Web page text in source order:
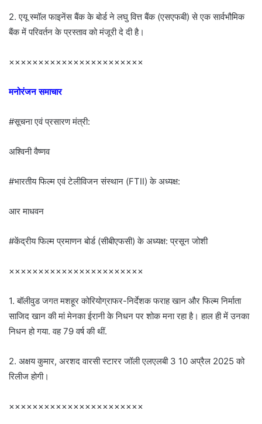
2. एयू स्मॉल फाइनेंस बैंक के बोर्ड ने लघु वित्त बैंक (एसएफबी) से एक सार्वभौमिक
बैंक में परिवर्तन के प्रस्ताव को मंजूरी दे दी है।
×××××××××××××××××××××××
मनोरंजन समाचार
#सूचना एवं प्रसारण मंत्री:
अश्विनी वैष्णव
#भारतीय फिल्म एवं टेलीविजन संस्थान (FTII) के अध्यक्ष:
आर माधवन
#केंद्रीय फिल्म प्रमाणन बोर्ड (सीबीएफसी) के अध्यक्ष: प्रसून जोशी
×××××××××××××××××××××××
1. बॉलीवुड जगत मशहूर कोरियोग्राफर-निर्देशक फराह खान और फिल्म निर्माता
साजिद खान की मां मेनका ईरानी के निधन पर शोक मना रहा है। हाल ही में उनका
निधन हो गया. वह 79 वर्ष की थीं.
2. अक्षय कुमार, अरशद वारसी स्टारर जॉली एलएलबी 3 10 अप्रैल 2025 को
रिलीज होगी।
×××××××××××××××××××××××